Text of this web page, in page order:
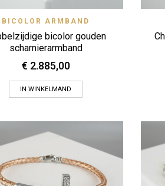
Zet op verlanglijstje Quick View
BICOLOR ARMBAND
bicolor gouden
scharnierarmband
€ 2.885,00
IN WINKELMAND